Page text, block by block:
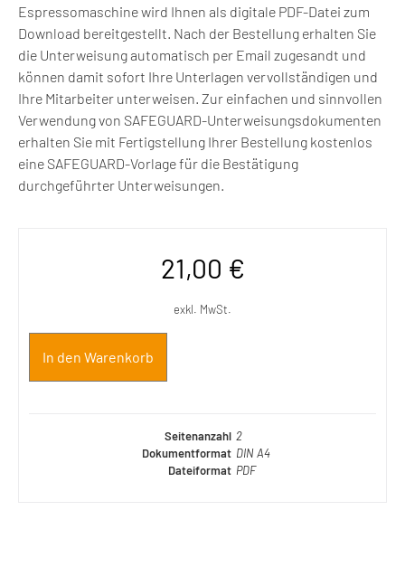
Espressomaschine wird Ihnen als digitale PDF-Datei zum
Download bereitgestellt. Nach der Bestellung erhalten Sie
die Unterweisung automatisch per Email zugesandt und
können damit sofort Ihre Unterlagen vervollständigen und
Ihre Mitarbeiter unterweisen. Zur einfachen und sinnvollen
Verwendung von SAFEGUARD-Unterweisungsdokumenten
erhalten Sie mit Fertigstellung Ihrer Bestellung kostenlos
eine SAFEGUARD-Vorlage für die Bestätigung
durchgeführter Unterweisungen.
21,00 €
exkl. MwSt.
In den Warenkorb
Seitenanzahl 2
Dokumentformat DIN A4
Dateiformat PDF